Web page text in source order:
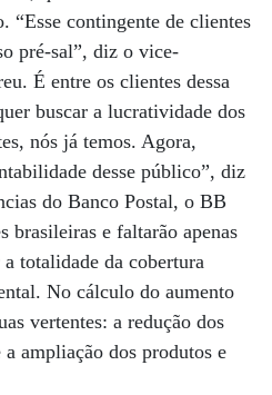
“Esse contingente de clientes
pré-sal”, diz o vice-
É entre os clientes dessa
buscar a lucratividade dos
nós já temos. Agora,
desse público”, diz
do Banco Postal, o BB
brasileiras e faltarão apenas
totalidade da cobertura
No cálculo do aumento
vertentes: a redução dos
a ampliação dos produtos e